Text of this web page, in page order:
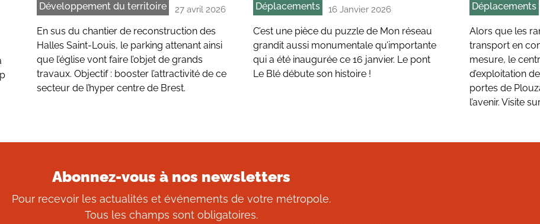
Développement du territoire 27 avril 2026
En sus du chantier de reconstruction des
Halles Saint-Louis, le parking attenant ainsi
que l’église vont faire l’objet de grands
travaux. Objectif : booster l’attractivité de ce
secteur de l’hyper centre de Brest.
Déplacements 16 Janvier 2026
C’est une pièce du puzzle de Mon réseau
grandit aussi monumentale qu’importante
qui a été inaugurée ce 16 janvier. Le pont
Le Blé débute son histoire !
Déplacements
Alors que les
transport en
mesure, le
d’exploitation
portes de
l’avenir. Visite
Abonnez-vous à nos newsletters
Pour recevoir les actualités et événements de votre métropole.
Tous les champs sont obligatoires.